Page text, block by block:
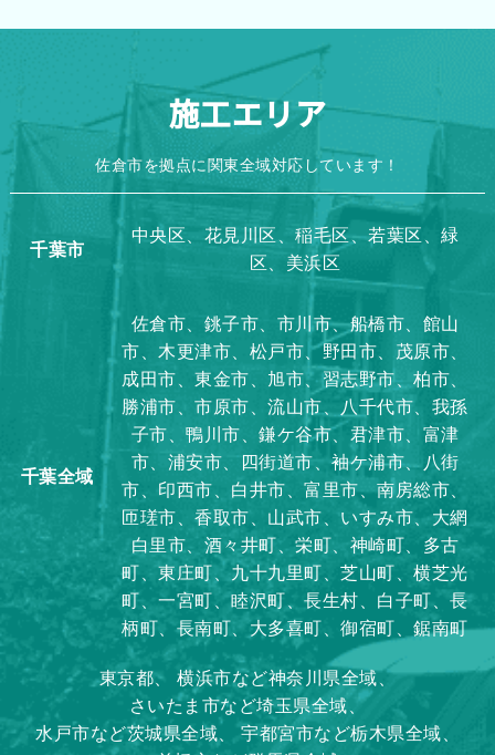
施工エリア
佐倉市を拠点に関東全域対応しています！
千葉市
中央区、花見川区、稲毛区、若葉区、緑
区、美浜区
千葉全域
佐倉市、銚子市、市川市、船橋市、館山
市、木更津市、松戸市、野田市、茂原市、
成田市、東金市、旭市、習志野市、柏市、
勝浦市、市原市、流山市、八千代市、我孫
子市、鴨川市、鎌ケ谷市、君津市、富津
市、浦安市、四街道市、袖ケ浦市、八街
市、印西市、白井市、富里市、南房総市、
匝瑳市、香取市、山武市、いすみ市、大網
白里市、酒々井町、栄町、神崎町、多古
町、東庄町、九十九里町、芝山町、横芝光
町、一宮町、睦沢町、長生村、白子町、長
柄町、長南町、大多喜町、御宿町、鋸南町
東京都、
横浜市など神奈川県全域、
さいたま市など埼玉県全域、
水戸市など茨城県全域、
宇都宮市など栃木県全域、